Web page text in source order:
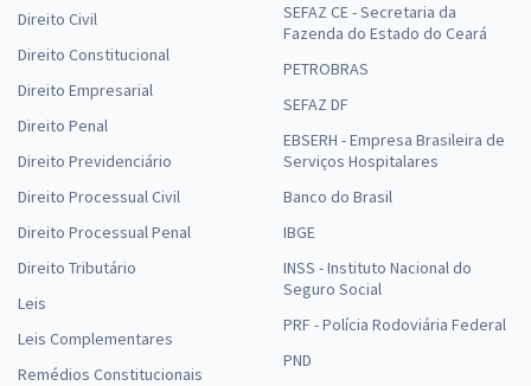
Direito Civil
Direito Constitucional
Direito Empresarial
Direito Penal
Direito Previdenciário
Direito Processual Civil
Direito Processual Penal
Direito Tributário
Leis
Leis Complementares
Remédios Constitucionais
SEFAZ CE - Secretaria da
Fazenda do Estado do Ceará
PETROBRAS
SEFAZ DF
EBSERH - Empresa Brasileira de
Serviços Hospitalares
Banco do Brasil
IBGE
INSS - Instituto Nacional do
Seguro Social
PRF - Polícia Rodoviária Federal
PND